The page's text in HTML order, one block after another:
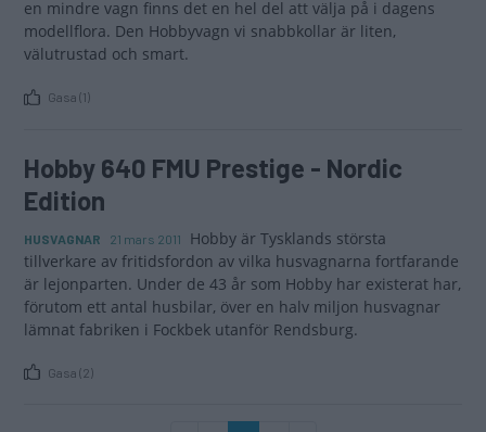
en mindre vagn finns det en hel del att välja på i dagens
modellflora. Den Hobbyvagn vi snabbkollar är liten,
välutrustad och smart.
Gasa (1)
Hobby 640 FMU Prestige - Nordic
Edition
HUSVAGNAR 21 mars 2011
Hobby är Tysklands största
tillverkare av fritidsfordon av vilka husvagnarna fortfarande
är lejonparten. Under de 43 år som Hobby har existerat har,
förutom ett antal husbilar, över en halv miljon husvagnar
lämnat fabriken i Fockbek utanför Rendsburg.
Gasa (2)